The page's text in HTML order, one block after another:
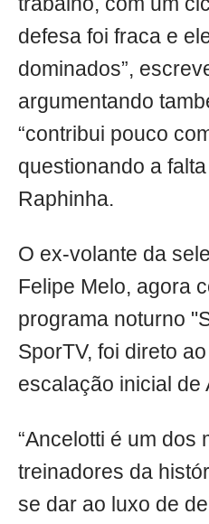
defesa foi fraca e
dominados”,
argumentando
“contribui pouco
questionando a
Raphinha.
O ex-volante da
Felipe Melo, agora
programa noturno
SporTV, foi direto
escalação inicial de
“Ancelotti é um dos
treinadores da
se dar ao luxo de